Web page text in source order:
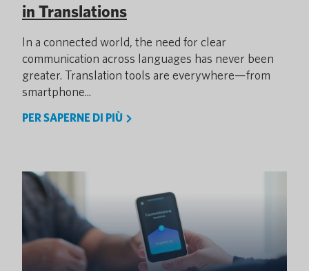
in Translations
In a connected world, the need for clear
communication across languages has never been
greater. Translation tools are everywhere—from
smartphone...
PER SAPERNE DI PIÙ